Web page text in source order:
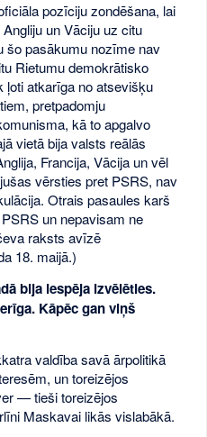
pozīciju zondēšana, lai
un Vāciju uz citu
šo pasākumu nozīme nav
Rietumu demokrātisko
ļoti atkarīga no atsevišķu
pretpadomju
kā to apgalvo
vietā bija valsts reālās
Francija, Vācija un vēl
vērsties pret PSRS, nav
Otrais pasaules karš
un nepavisam ne
raksts avīzē
18. maijā.)
bija iespēja izvēlēties.
Kāpēc gan viņš
valdība savā ārpolitikā
un toreizējos
— tieši toreizējos
Maskavai likās vislabākā.